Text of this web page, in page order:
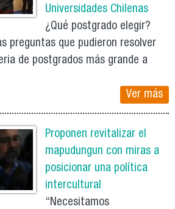
Universidades Chilenas
¿Qué postgrado elegir?
preguntas que pudieron resolver
de postgrados más grande a
Ver más
Proponen revitalizar el
mapudungun con miras a
posicionar una política
intercultural
“Necesitamos